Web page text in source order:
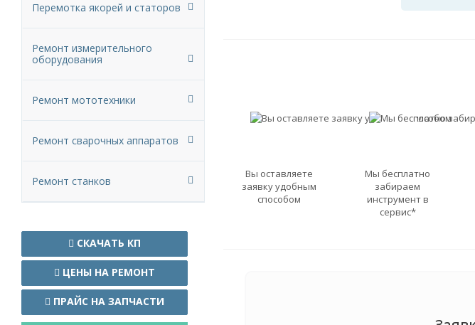
Вы оставляете
заявку удобным
способом
Мы бесплатно
забираем
инструмент в
сервис*
Перемотка якорей и статоров
Ремонт измерительного
оборудования
Ремонт мототехники
Ремонт сварочных аппаратов
Ремонт станков
СКАЧАТЬ КП
ЦЕНЫ НА РЕМОНТ
ПРАЙС НА ЗАПЧАСТИ